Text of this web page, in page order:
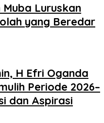
Luruskan
yang Beredar
H Efri Oganda
Periode 2026–
dan Aspirasi